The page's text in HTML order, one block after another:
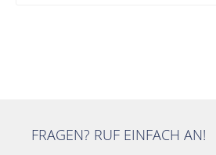
FRAGEN? RUF EINFACH AN!